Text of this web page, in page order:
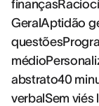
GeralAptidão
abstrato40
verbalSem